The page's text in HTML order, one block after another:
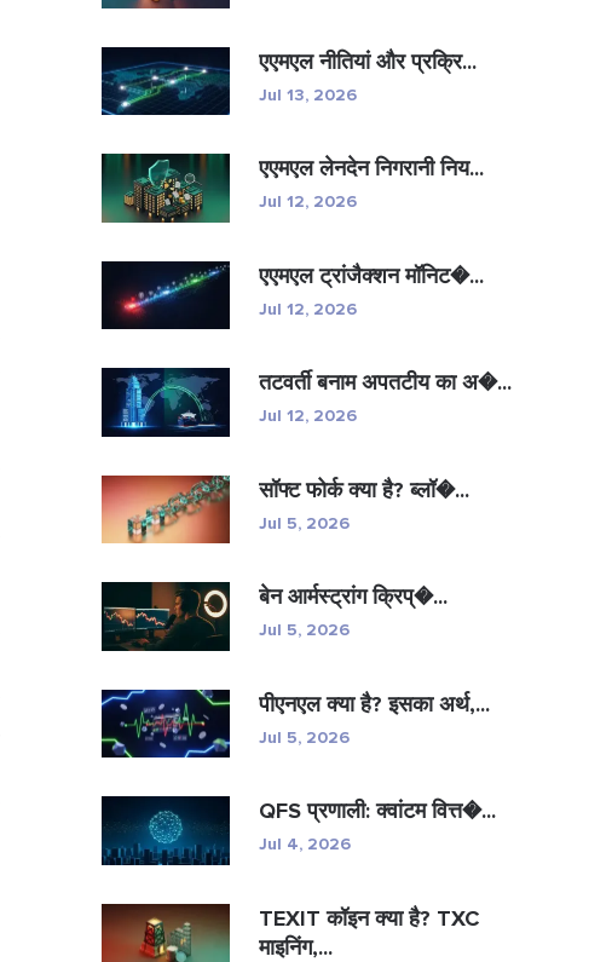
एएमएल नीतियां और प्रक्रि...
Jul 13, 2026
एएमएल लेनदेन निगरानी निय...
Jul 12, 2026
एएमएल ट्रांजैक्शन मॉनिट�...
Jul 12, 2026
तटवर्ती बनाम अपतटीय का अ�...
Jul 12, 2026
सॉफ्ट फोर्क क्या है? ब्लॉ�...
Jul 5, 2026
बेन आर्मस्ट्रांग क्रिप्�...
Jul 5, 2026
पीएनएल क्या है? इसका अर्थ,...
Jul 5, 2026
QFS प्रणाली: क्वांटम वित्त�...
Jul 4, 2026
TEXIT कॉइन क्या है? TXC
माइनिंग,...